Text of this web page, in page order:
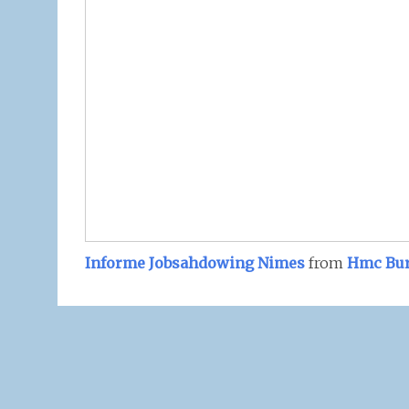
Informe Jobsahdowing Nimes from Hmc